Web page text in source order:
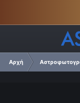
Αρχή